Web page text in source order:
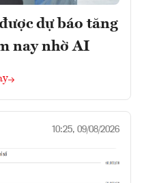
dự báo tăng
nay nhờ AI
10:25, 09/08/2026